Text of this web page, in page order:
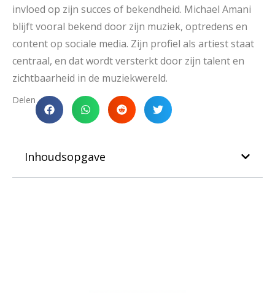
invloed op zijn succes of bekendheid. Michael Amani
blijft vooral bekend door zijn muziek, optredens en
content op sociale media. Zijn profiel als artiest staat
centraal, en dat wordt versterkt door zijn talent en
zichtbaarheid in de muziekwereld.
Delen
Inhoudsopgave